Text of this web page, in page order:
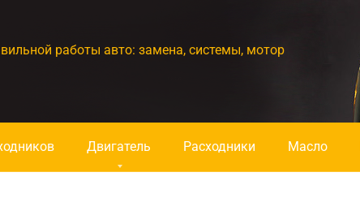
работы авто: замена, системы, мотор
Двигатель Расходники Масло